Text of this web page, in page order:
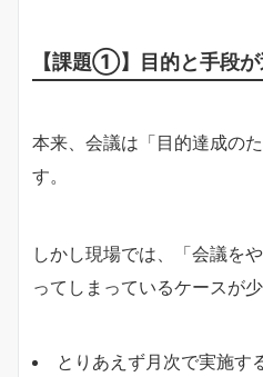
【課題①】目的と手段
本来、会議は「目的達成の
す。
しかし現場では、「会議を
ってしまっているケースが
とりあえず月次で実施す